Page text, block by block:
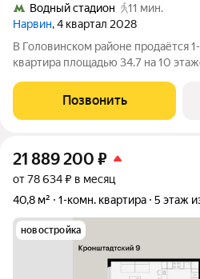
Водный стадион
11 мин.
Нарвин, 4 квартал 2028
В Головинском районе продаётся
квартира площадью 34.7 на 10
10 минут пешком до станции
минут до МЦК «Коптево».
Позвонить
21 889 200 ₽
от 78 634 ₽ в месяц
40,8 м²
1-комн. квартира 5 этаж
новостройка